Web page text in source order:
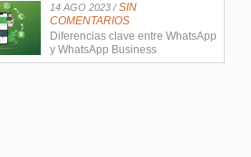
14 AGO 2023 /SIN
COMENTARIOS
Diferencias clave entre WhatsApp
y WhatsApp Business